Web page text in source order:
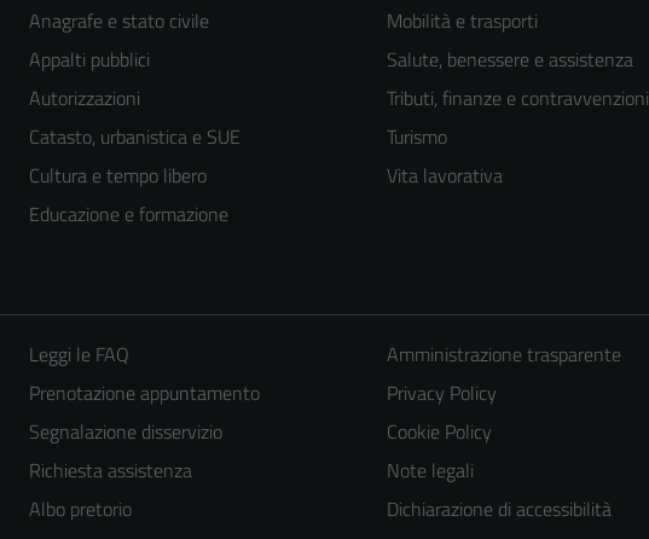
Anagrafe e stato civile
Appalti pubblici
Autorizzazioni
Catasto, urbanistica e SUE
Cultura e tempo libero
Educazione e formazione
Mobilità e trasporti
Salute, benessere e assistenza
Tributi, finanze e contravvenzioni
Turismo
Vita lavorativa
Leggi le FAQ
Prenotazione appuntamento
Segnalazione disservizio
Richiesta assistenza
Albo pretorio
Amministrazione trasparente
Privacy Policy
Cookie Policy
Note legali
Dichiarazione di accessibilità